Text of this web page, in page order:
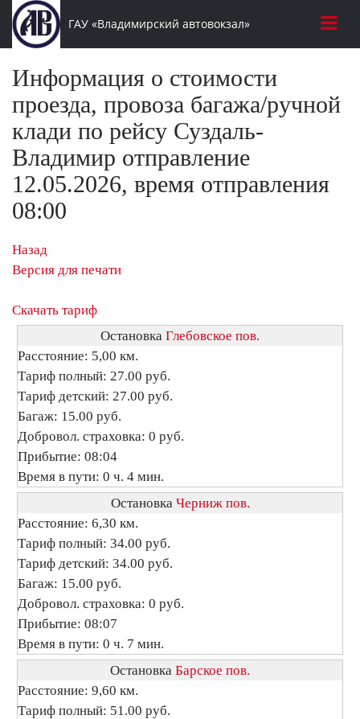
ГАУ «Владимирский автовокзал»
Информация о стоимости
проезда, провоза багажа/ручной
клади по рейсу Суздаль-
Владимир отправление
12.05.2026, время отправления
08:00
Назад
Версия для печати
Скачать тариф
Остановка Глебовское пов.
Расстояние: 5,00 км.
Тариф полный: 27.00 руб.
Тариф детский: 27.00 руб.
Багаж: 15.00 руб.
Добровол. страховка: 0 руб.
Прибытие: 08:04
Время в пути: 0 ч. 4 мин.
Остановка Черниж пов.
Расстояние: 6,30 км.
Тариф полный: 34.00 руб.
Тариф детский: 34.00 руб.
Багаж: 15.00 руб.
Добровол. страховка: 0 руб.
Прибытие: 08:07
Время в пути: 0 ч. 7 мин.
Остановка Барское пов.
Расстояние: 9,60 км.
Тариф полный: 51.00 руб.